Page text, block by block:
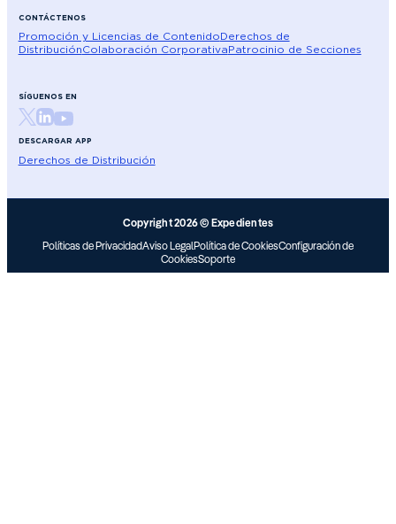
CONTÁCTENOS
Promoción y Licencias de ContenidoDerechos de
DistribuciónColaboración CorporativaPatrocinio de Secciones
SÍGUENOS EN
DESCARGAR APP
Derechos de Distribución
Copyright 2026 © Expedientes
Políticas de PrivacidadAviso LegalPolítica de CookiesConfiguración de
CookiesSoporte